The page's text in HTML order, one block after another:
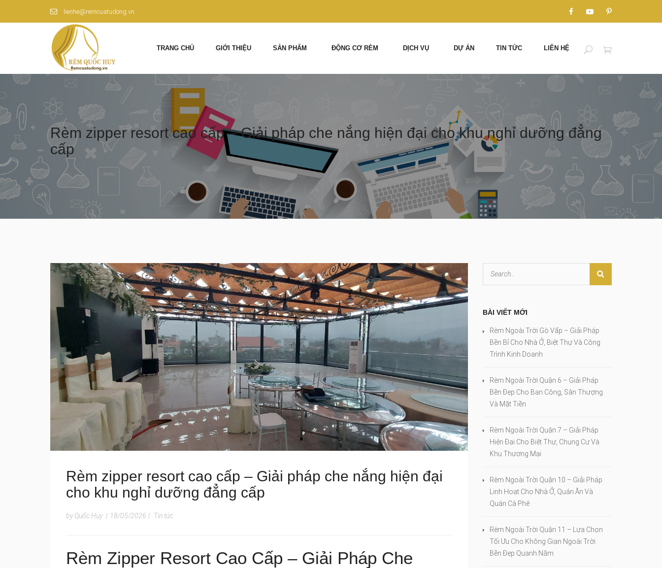
lienhe@remcuatudong.vn
TRANG CHỦ GIỚI THIỆU SẢN PHẨM ĐỘNG CƠ RÈM DỊCH VỤ DỰ ÁN TIN TỨC LIÊN HỆ
Rèm zipper resort cao cấp – Giải pháp che nắng hiện đại cho khu nghỉ dưỡng đẳng
cấp
Rèm zipper resort cao cấp – Giải pháp che nắng hiện đại
cho khu nghỉ dưỡng đẳng cấp
by Quốc Huy | 18/05/2026 | Tin tức
Rèm Zipper Resort Cao Cấp – Giải Pháp Che
BÀI VIẾT MỚI
Rèm Ngoài Trời Gò Vấp – Giải Pháp
Bền Bỉ Cho Nhà Ở, Biệt Thự Và Công
Trình Kinh Doanh
Rèm Ngoài Trời Quận 6 – Giải Pháp
Bền Đẹp Cho Ban Công, Sân Thượng
Và Mặt Tiền
Rèm Ngoài Trời Quận 7 – Giải Pháp
Hiện Đại Cho Biệt Thự, Chung Cư Và
Khu Thương Mại
Rèm Ngoài Trời Quận 10 – Giải Pháp
Linh Hoạt Cho Nhà Ở, Quán Ăn Và
Quán Cà Phê
Rèm Ngoài Trời Quận 11 – Lựa Chọn
Tối Ưu Cho Không Gian Ngoài Trời
Bền Đẹp Quanh Năm